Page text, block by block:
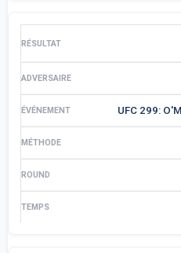
UFC 299: